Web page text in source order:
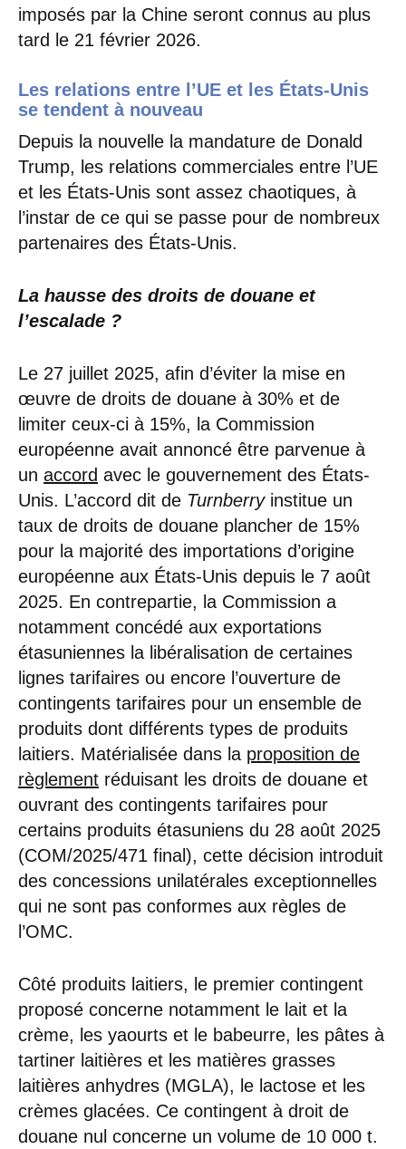
imposés par la Chine seront connus au plus
tard le 21 février 2026.
Les relations entre l’UE et les États-Unis
se tendent à nouveau
Depuis la nouvelle la mandature de Donald
Trump, les relations commerciales entre l’UE
et les États-Unis sont assez chaotiques, à
l’instar de ce qui se passe pour de nombreux
partenaires des États-Unis.
La hausse des droits de douane et
l’escalade ?
Le 27 juillet 2025, afin d’éviter la mise en
œuvre de droits de douane à 30% et de
limiter ceux-ci à 15%, la Commission
européenne avait annoncé être parvenue à
un accord avec le gouvernement des États-
Unis. L’accord dit de Turnberryinstitue un
taux de droits de douane plancher de 15%
pour la majorité des importations d’origine
européenne aux États-Unis depuis le 7 août
2025. En contrepartie, la Commission a
notamment concédé aux exportations
étasuniennes la libéralisation de certaines
lignes tarifaires ou encore l’ouverture de
contingents tarifaires pour un ensemble de
produits dont différents types de produits
laitiers. Matérialisée dans la proposition de
règlement réduisant les droits de douane et
ouvrant des contingents tarifaires pour
certains produits étasuniens du 28 août 2025
(COM/2025/471 final), cette décision introduit
des concessions unilatérales exceptionnelles
qui ne sont pas conformes aux règles de
l’OMC.
Côté produits laitiers, le premier contingent
proposé concerne notamment le lait et la
crème, les yaourts et le babeurre, les pâtes à
tartiner laitières et les matières grasses
laitières anhydres (MGLA), le lactose et les
crèmes glacées. Ce contingent à droit de
douane nul concerne un volume de 10 000 t.